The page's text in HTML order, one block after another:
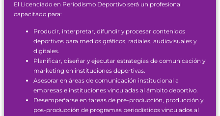
El Licenciado en Periodismo Deportivo será un profesional
capacitado para:
Producir, interpretar, difundir y procesar contenidos
deportivos para medios gráficos, radiales, audiovisuales y
digitales.
Planificar, diseñar y ejecutar estrategias de comunicación y
marketing en instituciones deportivas.
Asesorar en áreas de comunicación institucional a
empresas e instituciones vinculadas al ámbito deportivo.
Desempeñarse en tareas de pre-producción, producción y
pos-producción de programas periodísticos vinculados al